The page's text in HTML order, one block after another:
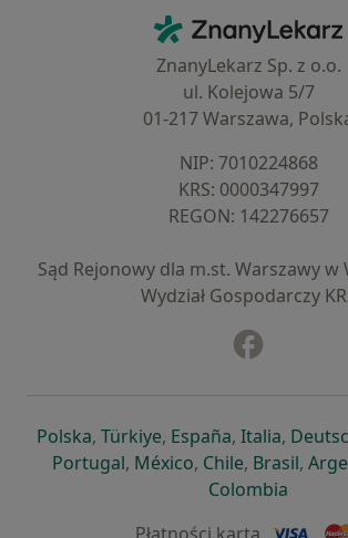
ZnanyLekarz -
ZnanyLekarz Sp. z o.o.
ul. Kolejowa 5/7
01-217 Warszawa,
NIP: ⁠7010224868
KRS: ⁠0000347997
REGON: ⁠142276657
Sąd Rejonowy dla m.st. Warszawy w
Wydział Gospodarczy
Polskaotwiera się w nowej karcie
, Türkiyeotwiera się w nowej
, Españaotwiera się w
, Italiaotwiera
,
Portugalotwiera się w nowej karcie
, Méxicootwiera się w
, Chileotwiera się
, Brasil,
Colombia